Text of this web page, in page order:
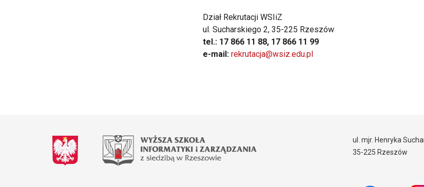
Dział Rekrutacji WSIiZ
ul. Sucharskiego 2, 35-225 Rzeszów
tel.: 17 866 11 88, 17 866 11 99
e-mail: rekrutacja@wsiz.edu.pl
ul. mjr. Henryka
35-225 Rzeszów